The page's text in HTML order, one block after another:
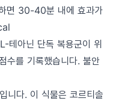
면 30-40분 내에 효과가
아닌 단독 복용군이 위
수를 기록했습니다. 불안
니다. 이 식물은 코르티솔